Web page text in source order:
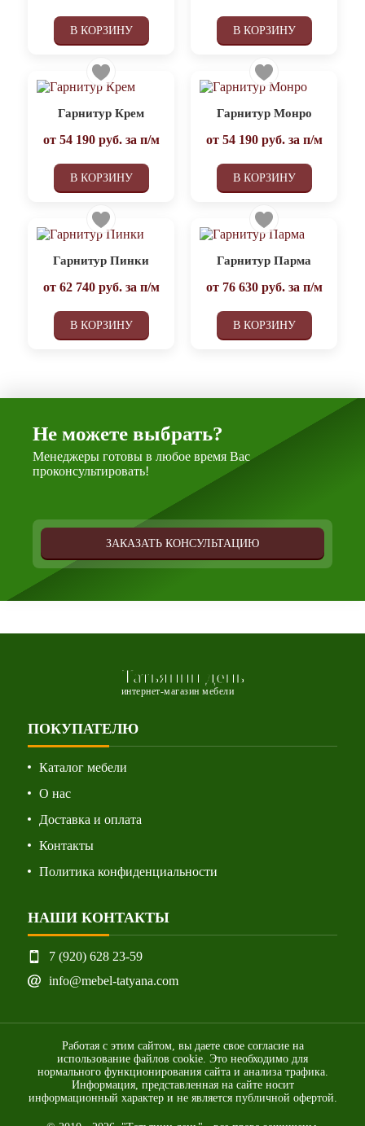
В КОРЗИНУ В КОРЗИНУ
Гарнитур Крем
от 54 190руб. за п/м
В КОРЗИНУ
Гарнитур Монро
от 54 190руб. за п/м
В КОРЗИНУ
Гарнитур Пинки
от 62 740руб. за п/м
В КОРЗИНУ
Гарнитур Парма
от 76 630руб. за п/м
В КОРЗИНУ
Не можете выбрать?
Менеджеры готовы в любое время Вас
проконсультировать!
ЗАКАЗАТЬ КОНСУЛЬТАЦИЮ
Татьянин день
интернет-магазин мебели
ПОКУПАТЕЛЮ
Каталог мебели
О нас
Доставка и оплата
Контакты
Политика конфиденциальности
НАШИ КОНТАКТЫ
7 (920) 628 23-59
info@mebel-tatyana.com
Работая с этим сайтом, вы даете свое согласие на
использование файлов cookie. Это необходимо для
нормального функционирования сайта и анализа трафика.
Информация, представленная на сайте носит
информационный характер и не является публичной офертой.